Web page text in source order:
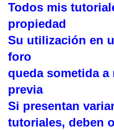
Todos mis
propiedad
Su utilización en
foro
queda sometida
previa
Si presentan
tutoriales, deben